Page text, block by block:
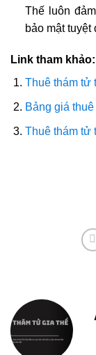
Thế luôn
bảo mật tuyệt
Link tham khảo:
Thuê thám tử
Bảng giá
Thuê thám tử